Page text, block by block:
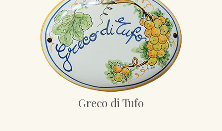
Greco di Tufo